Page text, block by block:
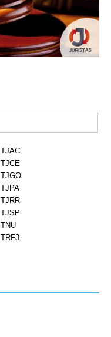
TJAC
TJCE
TJGO
TJPA
TJRR
TJSP
TNU
TRF3